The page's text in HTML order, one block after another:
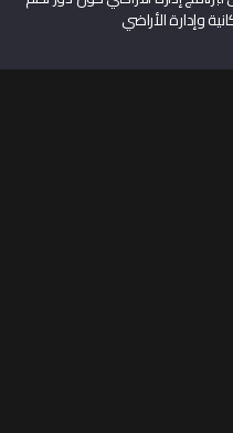
وإدارة الأراضي